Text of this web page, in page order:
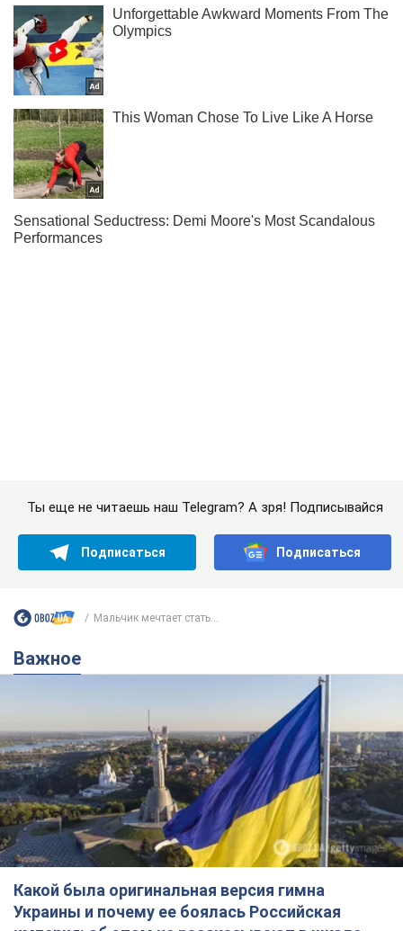
Какой была оригинальная версия гимна
Украины и почему ее боялась Российская
империя: об этом не рассказывают в школе
Государственным символом являются только первый куплет
и припев песни
5 часов назад 24,9 т.
Александру Пономареву – 53: что
известно о трех детях секс-
символа 90-х и как они выглядят
Несмотря на развитие карьеры, артист не
забывал о личном счастье